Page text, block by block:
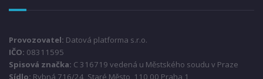
Provozovatel: Datová platforma s.r.o.
IČO: 08311595
Spisová značka: C 316719 vedená u Městského soudu v Praze
Sídlo: Rybná 716/24, Staré Město, 110 00 Praha 1